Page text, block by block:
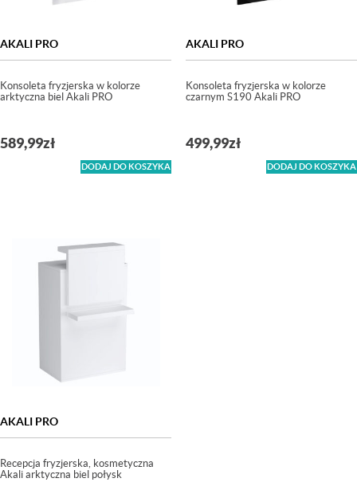
AKALI PRO
Konsoleta fryzjerska w kolorze
arktyczna biel Akali PRO
589,99zł
DODAJ DO KOSZYKA
AKALI PRO
Konsoleta fryzjerska w kolorze
czarnym S190 Akali PRO
499,99zł
DODAJ DO KOSZYKA
AKALI PRO
Recepcja fryzjerska, kosmetyczna
Akali arktyczna biel połysk